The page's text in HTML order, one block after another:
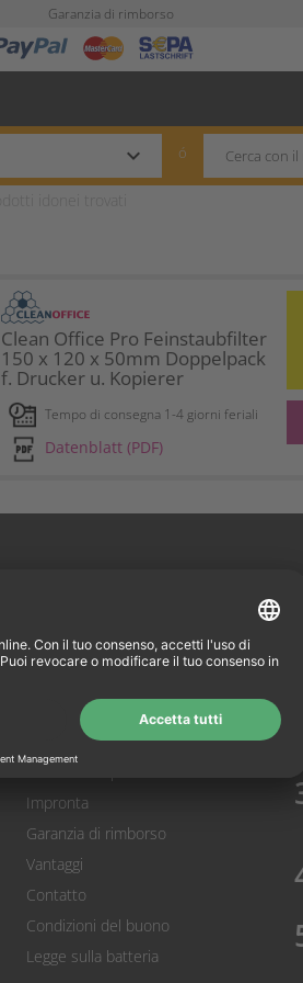
Garanzia di rimborso
keyboard_arrow_down ó
Clean Office Pro Feinstaubfilter
150 x 120 x 50mm Doppelpack
f. Drucker u. Kopierer
Tempo di consegna 1-4 giorni feriali
Datenblatt (PDF)
Riguardo a noi
protezione dati
Diritto di recesso
Garanzia Ampertec
Impronta
Garanzia di rimborso
Vantaggi
Contatto
Condizioni del buono
Legge sulla batteria